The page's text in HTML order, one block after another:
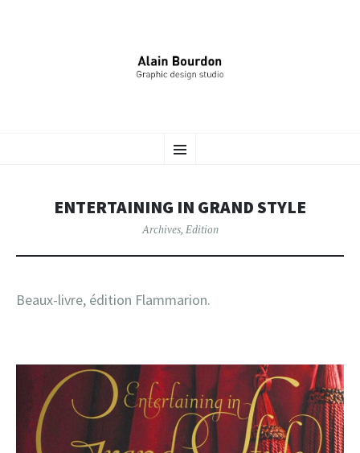
ALAIN BOURDON –
Menu
AU
ENTERTAINING IN GRAND STYLE
Archives, Edition
Beaux-livre, édition Flammarion.